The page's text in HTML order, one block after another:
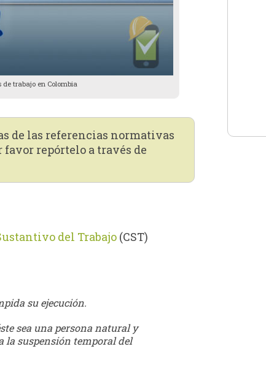
trabajo en Colombia
de las referencias normativas
favor repórtelo a través de
del Trabajo(CST)
su ejecución.
sea una persona natural y
la suspensión temporal del